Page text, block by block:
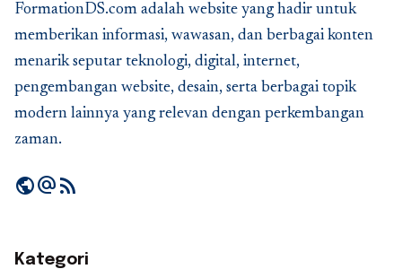
FormationDS.com adalah website yang hadir untuk
memberikan informasi, wawasan, dan berbagai konten
menarik seputar teknologi, digital, internet,
pengembangan website, desain, serta berbagai topik
modern lainnya yang relevan dengan perkembangan
zaman.
publicalternate_emailrss_feed
Kategori